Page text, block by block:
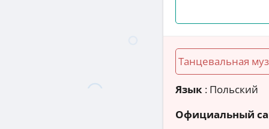
Танцевальная
Язык : Польский
Официальный